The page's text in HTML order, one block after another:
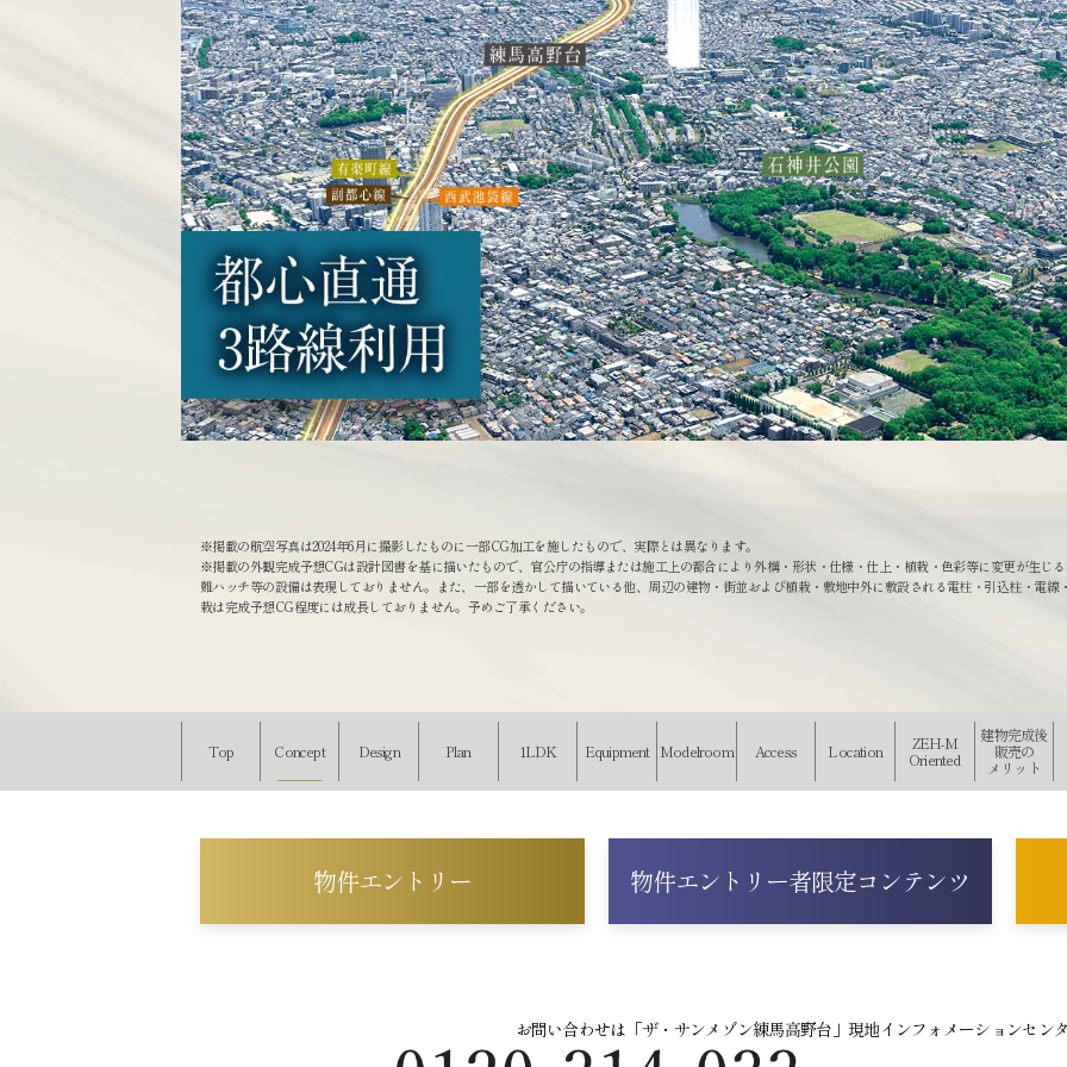
※掲載の航空写真は2024年6月に撮影したものに一部CG加工を施したもので、実際とは異なります。
※掲載の外観完成予想CGは設計図書を基に描いたもので、官公庁の指導または施工上の都合により外構・形状・仕様・仕上・植栽・色彩等に変更が生じ
難ハッチ等の設備は表現しておりません。また、一部を透かして描いている他、周辺の建物・街並および植栽・敷地中外に敷設される電柱・引込柱・電
栽は完成予想CG程度には成長しておりません。予めご了承ください。
Top Concept Design Plan 1LDK Equipment Modelroom Access Location
ZEH-M
Oriented
建物完成後
販売の
メリット
物件エントリー 物件エントリー者限定コンテンツ
お問い合わせは 「ザ・サンメゾン練馬高野台」 現地インフォメーションセン